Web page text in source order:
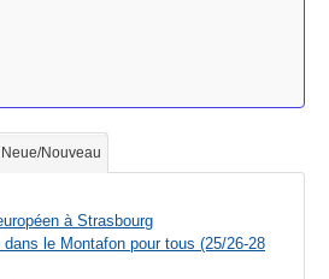
Nouveau
à Strasbourg
le Montafon pour tous (25/26-28